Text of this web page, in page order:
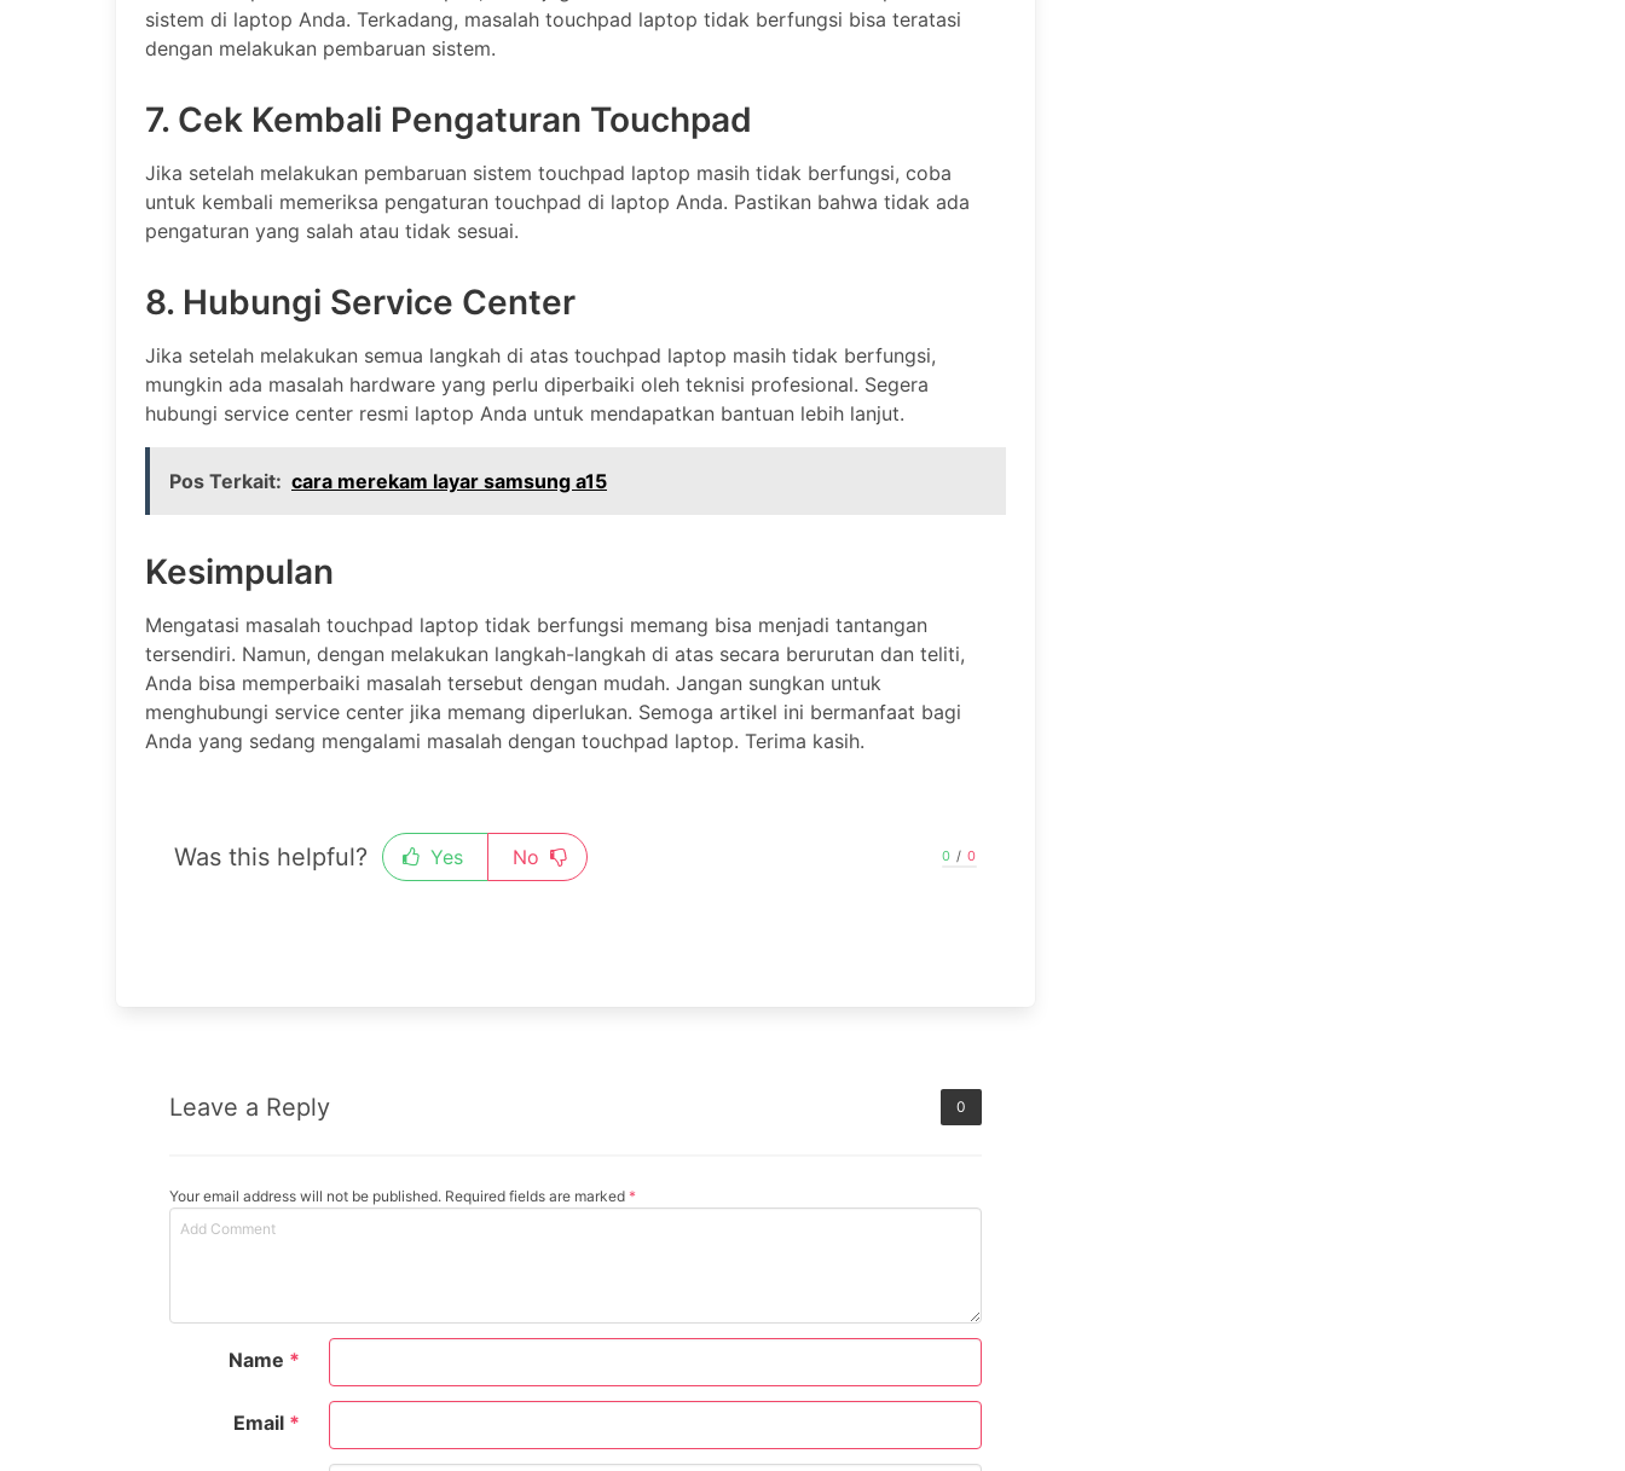
sistem di laptop Anda. Terkadang, masalah touchpad laptop tidak berfungsi bisa teratasi
dengan melakukan pembaruan sistem.
7. Cek Kembali Pengaturan Touchpad
Jika setelah melakukan pembaruan sistem touchpad laptop masih tidak berfungsi, coba
untuk kembali memeriksa pengaturan touchpad di laptop Anda. Pastikan bahwa tidak ada
pengaturan yang salah atau tidak sesuai.
8. Hubungi Service Center
Jika setelah melakukan semua langkah di atas touchpad laptop masih tidak berfungsi,
mungkin ada masalah hardware yang perlu diperbaiki oleh teknisi profesional. Segera
hubungi service center resmi laptop Anda untuk mendapatkan bantuan lebih lanjut.
Pos Terkait: cara merekam layar samsung a15
Kesimpulan
Mengatasi masalah touchpad laptop tidak berfungsi memang bisa menjadi tantangan
tersendiri. Namun, dengan melakukan langkah-langkah di atas secara berurutan dan teliti,
Anda bisa memperbaiki masalah tersebut dengan mudah. Jangan sungkan untuk
menghubungi service center jika memang diperlukan. Semoga artikel ini bermanfaat bagi
Anda yang sedang mengalami masalah dengan touchpad laptop. Terima kasih.
Was this helpful? Yes No 0 / 0
Leave a Reply 0
Your email address will not be published. Required fields are marked *
Name *
Email *